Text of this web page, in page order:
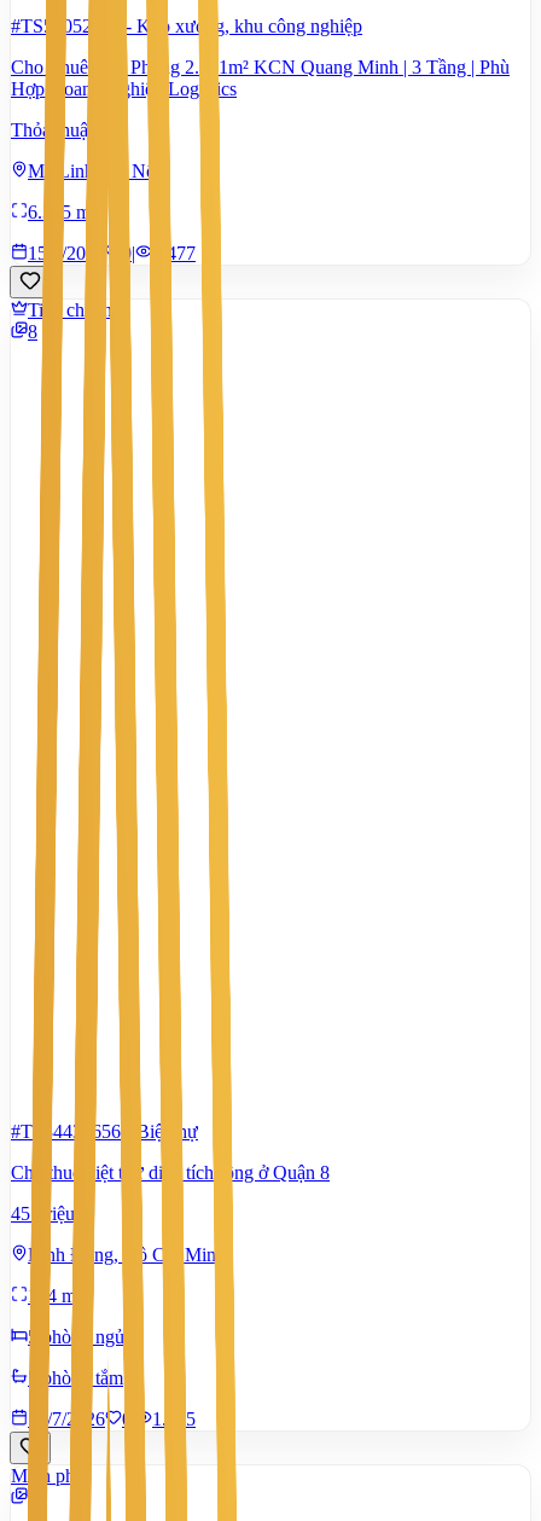
#TS53052871 - Kho xưởng, khu công nghiệp
Cho Thuê Văn Phòng 2.181m² KCN Quang Minh | 3 Tầng | Phù
Hợp Doanh Nghiệp Logistics
Thỏa thuận
Mê Linh, Hà Nội
6.365 m²
15/7/2026
0| 1.477
Tiêu chuẩn
8
#TS84434656
Biệt thự
Cho thuê biệt thự diện tích rộng ở Quận 8
45 Triệu
Bình Đông, Hồ Chí Minh
144 m²
5 phòng ngủ
5 phòng tắm
10/7/2026
0 1.495
Miễn phí